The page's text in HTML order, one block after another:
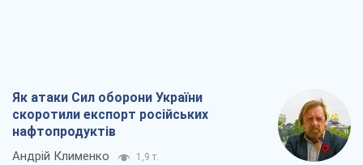
Як атаки Сил оборони України
скоротили експорт російських
нафтопродуктів
Андрій Клименко 1,9 т.